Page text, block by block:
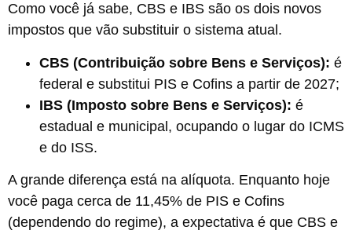
Como você já sabe, CBS e IBS são os dois novos
impostos que vão substituir o sistema atual.
CBS (Contribuição sobre Bens e Serviços): é
federal e substitui PIS e Cofins a partir de 2027;
IBS (Imposto sobre Bens e Serviços): é
estadual e municipal, ocupando o lugar do ICMS
e do ISS.
A grande diferença está na alíquota. Enquanto hoje
você paga cerca de 11,45% de PIS e Cofins
(dependendo do regime), a expectativa é que CBS e